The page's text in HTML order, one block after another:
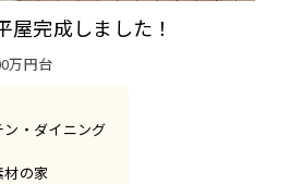
屋完成しました！
万円台
・ダイニング
の家